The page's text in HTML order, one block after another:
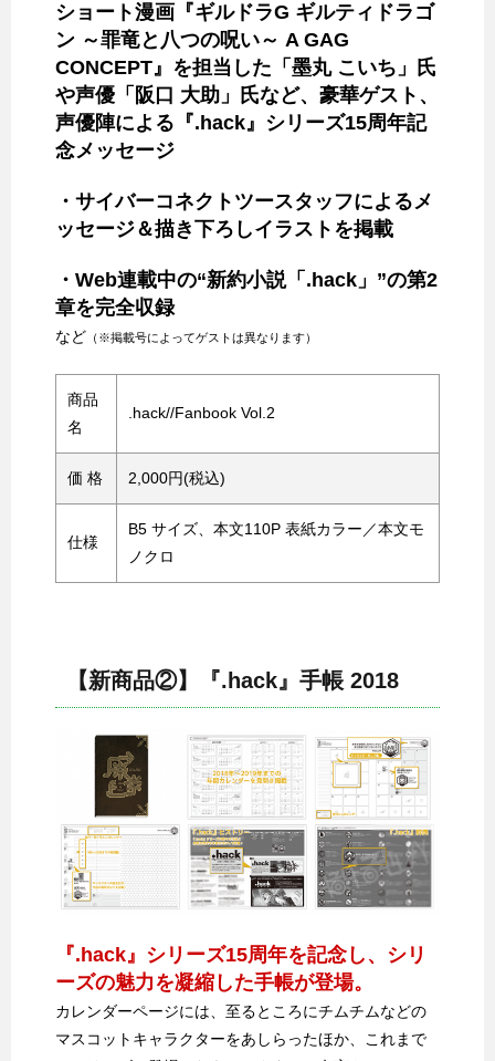
ショート漫画『ギルドラG ギルティドラゴ
ン ～罪竜と八つの呪い～ A GAG
CONCEPT』を担当した「墨丸 こいち」氏
や声優「阪口 大助」氏など、豪華ゲスト、
声優陣による『.hack』シリーズ15周年記
念メッセージ
・サイバーコネクトツースタッフによるメ
ッセージ＆描き下ろしイラストを掲載
・Web連載中の“新約小説「.hack」”の第2
章を完全収録
など （※掲載号によってゲストは異なります）
商品
名
.hack//Fanbook Vol.2
価 格 2,000円(税込)
仕様
B5 サイズ、本文110P 表紙カラー／本文モ
ノクロ
【新商品②】『.hack』手帳 2018
『.hack』シリーズ15周年を記念し、シリ
ーズの魅力を凝縮した手帳が登場。
カレンダーページには、至るところにチムチムなどの
マスコットキャラクターをあしらったほか、これまで